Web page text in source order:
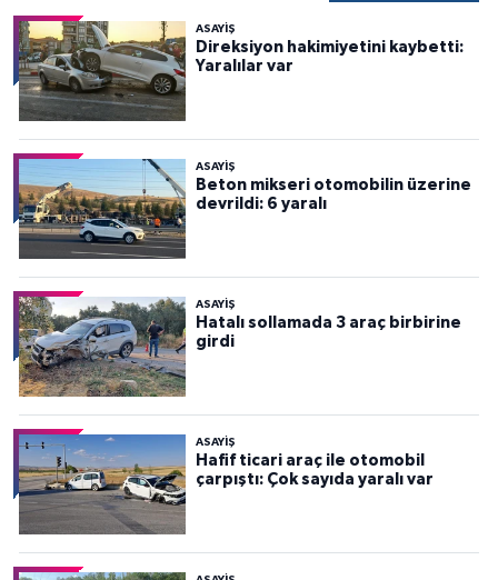
ASAYİŞ
Direksiyon hakimiyetini kaybetti:
Yaralılar var
ASAYİŞ
Beton mikseri otomobilin üzerine
devrildi: 6 yaralı
ASAYİŞ
Hatalı sollamada 3 araç birbirine
girdi
ASAYİŞ
Hafif ticari araç ile otomobil
çarpıştı: Çok sayıda yaralı var